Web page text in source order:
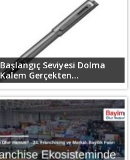
Başlangıç Seviyesi Dolma
Kalem Gerçekten...